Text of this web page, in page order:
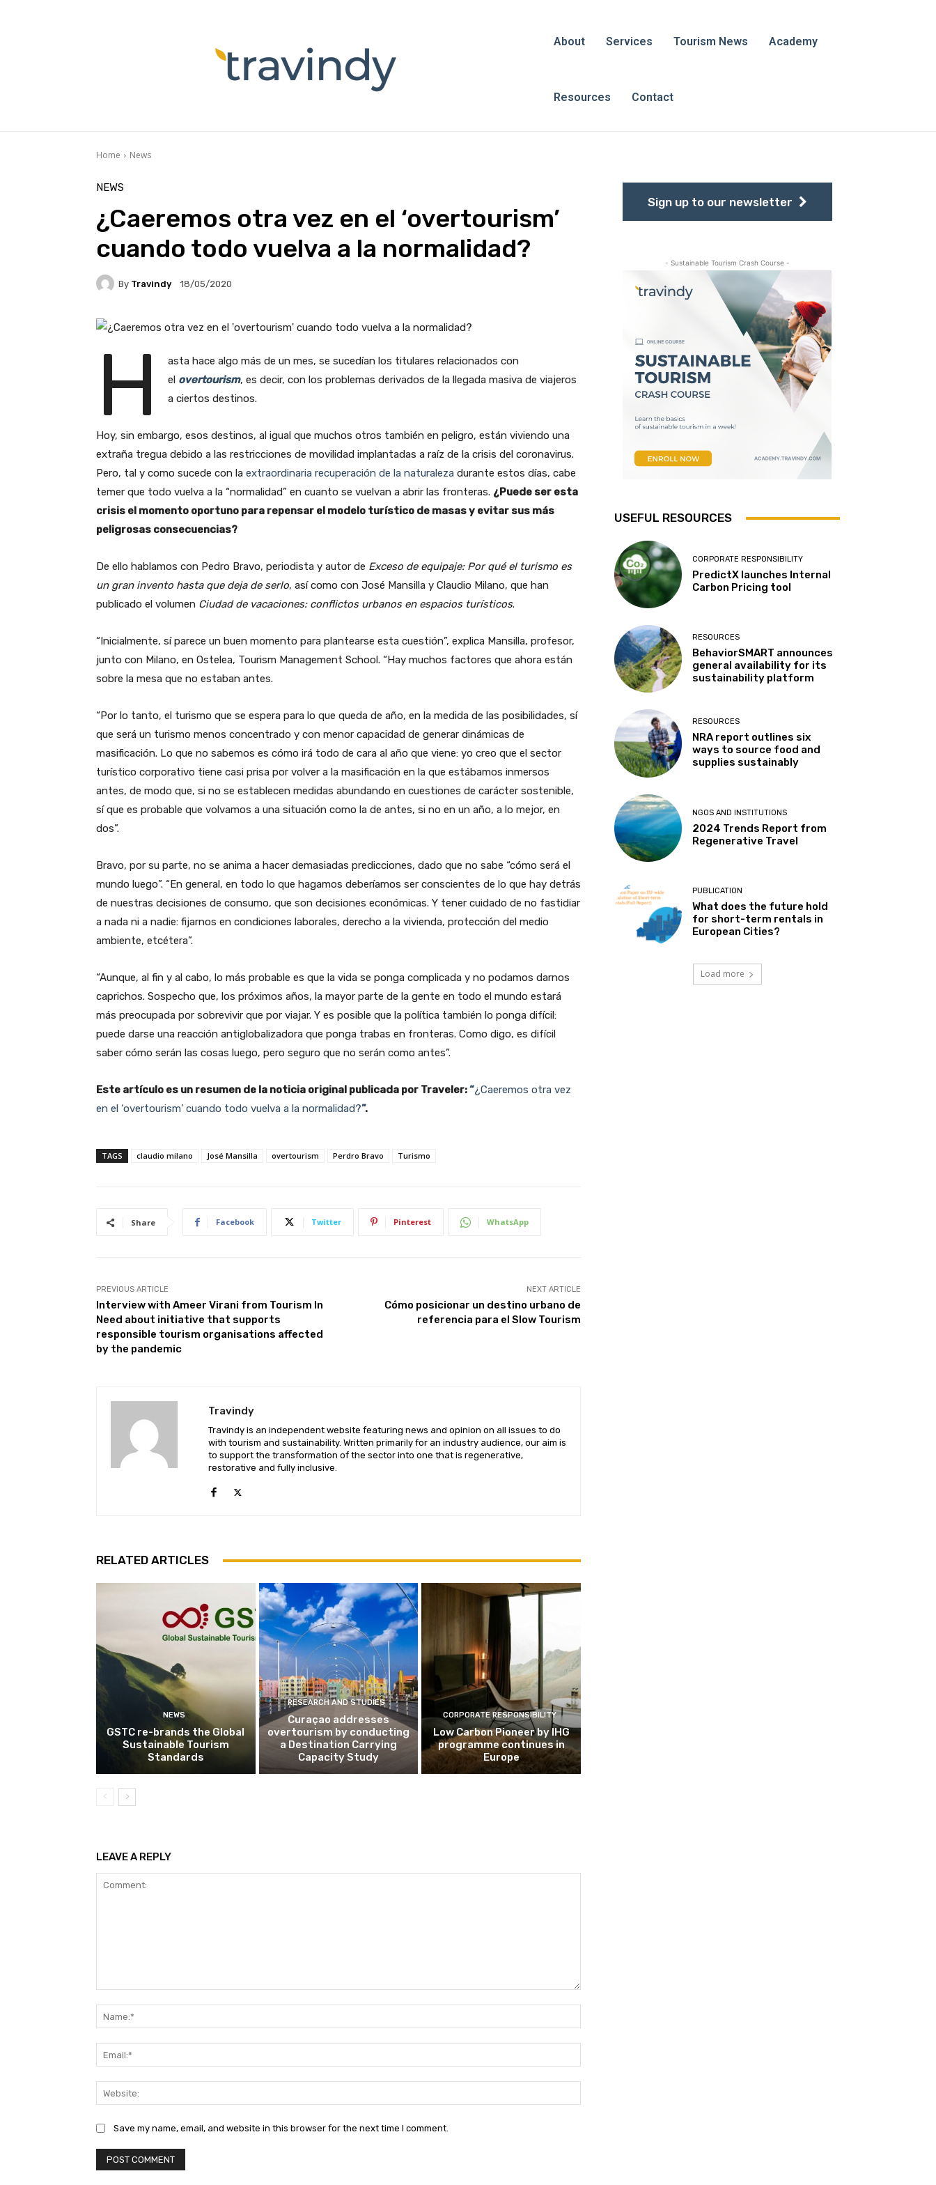
Join our newsletter
Subscribe to get our latest content by email.
We won't send you spam. Unsubscribe at any time.
About Services Tourism News Academy
Resources Contact
Home News
NEWS
¿Caeremos otra vez en el ‘overtourism’
cuando todo vuelva a la normalidad?
By Travindy 18/05/2020
H
asta hace algo más de un mes, se sucedían los titulares relacionados con
el overtourism, es decir, con los problemas derivados de la llegada masiva de viajeros
a ciertos destinos.
Hoy, sin embargo, esos destinos, al igual que muchos otros también en peligro, están viviendo una
extraña tregua debido a las restricciones de movilidad implantadas a raíz de la crisis del coronavirus.
Pero, tal y como sucede con la extraordinaria recuperación de la naturaleza durante estos días, cabe
temer que todo vuelva a la “normalidad” en cuanto se vuelvan a abrir las fronteras. ¿Puede ser esta
crisis el momento oportuno para repensar el modelo turístico de masas y evitar sus más
peligrosas consecuencias?
De ello hablamos con Pedro Bravo, periodista y autor de Exceso de equipaje: Por qué el turismo es
un gran invento hasta que deja de serlo, así como con José Mansilla y Claudio Milano, que han
publicado el volumen Ciudad de vacaciones: conflictos urbanos en espacios turísticos.
“Inicialmente, sí parece un buen momento para plantearse esta cuestión”, explica Mansilla, profesor,
junto con Milano, en Ostelea, Tourism Management School. “Hay muchos factores que ahora están
sobre la mesa que no estaban antes.
“Por lo tanto, el turismo que se espera para lo que queda de año, en la medida de las posibilidades, sí
que será un turismo menos concentrado y con menor capacidad de generar dinámicas de
masificación. Lo que no sabemos es cómo irá todo de cara al año que viene: yo creo que el sector
turístico corporativo tiene casi prisa por volver a la masificación en la que estábamos inmersos
antes, de modo que, si no se establecen medidas abundando en cuestiones de carácter sostenible,
sí que es probable que volvamos a una situación como la de antes, si no en un año, a lo mejor, en
dos”.
Bravo, por su parte, no se anima a hacer demasiadas predicciones, dado que no sabe “cómo será el
mundo luego”. “En general, en todo lo que hagamos deberíamos ser conscientes de lo que hay detrás
de nuestras decisiones de consumo, que son decisiones económicas. Y tener cuidado de no fastidiar
a nada ni a nadie: fijarnos en condiciones laborales, derecho a la vivienda, protección del medio
ambiente, etcétera”.
“Aunque, al fin y al cabo, lo más probable es que la vida se ponga complicada y no podamos darnos
caprichos. Sospecho que, los próximos años, la mayor parte de la gente en todo el mundo estará
más preocupada por sobrevivir que por viajar. Y es posible que la política también lo ponga difícil:
puede darse una reacción antiglobalizadora que ponga trabas en fronteras. Como digo, es difícil
saber cómo serán las cosas luego, pero seguro que no serán como antes”.
Este artículo es un resumen de la noticia original publicada por Traveler:“¿Caeremos otra vez
en el ‘overtourism’ cuando todo vuelva a la normalidad?”.
TAGS claudio milano José Mansilla overtourism Perdro Bravo Turismo
Share Facebook Twitter Pinterest WhatsApp
PREVIOUS ARTICLE
Interview with Ameer Virani from Tourism In
Need about initiative that supports
responsible tourism organisations affected
by the pandemic
NEXT ARTICLE
Cómo posicionar un destino urbano de
referencia para el Slow Tourism
Travindy
Travindy is an independent website featuring news and opinion on all issues to do
with tourism and sustainability. Written primarily for an industry audience, our aim is
to support the transformation of the sector into one that is regenerative,
restorative and fully inclusive.
RELATED ARTICLES
NEWS
GSTC re-brands the Global
Sustainable Tourism
Standards
RESEARCH AND STUDIES
Curaçao addresses
overtourism by conducting
a Destination Carrying
Capacity Study
CORPORATE RESPONSIBILITY
Low Carbon Pioneer by IHG
programme continues in
Europe
LEAVE A REPLY
Save my name, email, and website in this browser for the next time I comment.
Sign up to our newsletter
- Sustainable Tourism Crash Course -
USEFUL RESOURCES
CORPORATE RESPONSIBILITY
PredictX launches Internal
Carbon Pricing tool
RESOURCES
BehaviorSMART announces
general availability for its
sustainability platform
RESOURCES
NRA report outlines six
ways to source food and
supplies sustainably
NGOS AND INSTITUTIONS
2024 Trends Report from
Regenerative Travel
PUBLICATION
What does the future hold
for short-term rentals in
European Cities?
Load more